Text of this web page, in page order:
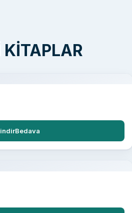
KITAPLAR
indirBedava